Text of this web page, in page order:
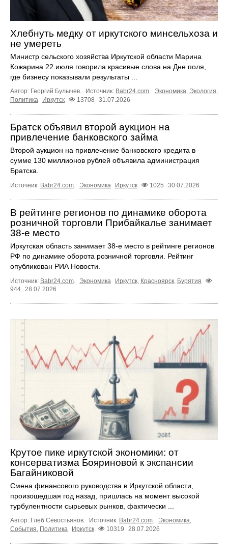
Хлебнуть медку от иркутского минсельхоза и
не умереть
Министр сельского хозяйства Иркутской области Марина
Кожарина 22 июля говорила красивые слова на Дне поля,
где бизнесу показывали результаты ...
Автор: Георгий Булычев. Источник: Babr24.com Экономика Экология
Политика
Иркутск 13708 31.07.2026
Братск объявил второй аукцион на
привлечение банковского займа
Второй аукцион на привлечение банковского кредита в
сумме 130 миллионов рублей объявила администрация
Братска.
Источник: Babr24.com. Экономика Иркутск 1025 30.07.2026
В рейтинге регионов по динамике оборота
розничной торговли Прибайкалье занимает
38‑е место
Иркутская область занимает 38‑е место в рейтинге регионов
РФ по динамике оборота розничной торговли. Рейтинг
опубликован РИА Новости.
Источник: Babr24.com. Экономика Иркутск, Красноярск, Бурятия
944 28.07.2026
Крутое пике иркутской экономики: от
консерватизма Бояриновой к экспансии
Багайниковой
Смена финансового руководства в Иркутской области,
произошедшая год назад, пришлась на момент высокой
турбулентности сырьевых рынков, фактически ...
Автор: Глеб Севостьянов. Источник: Babr24.com Экономика
События Политика Иркутск 10319 28.07.2026